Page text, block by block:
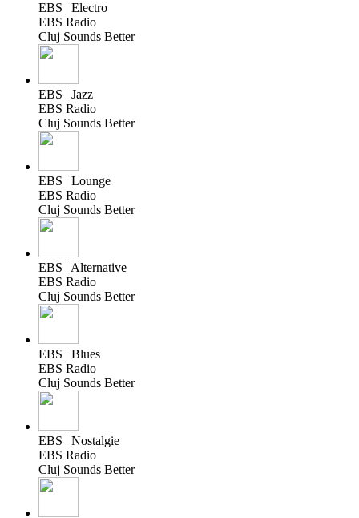
EBS | Electro
EBS Radio
Cluj Sounds Better
EBS | Jazz
EBS Radio
Cluj Sounds Better
EBS | Lounge
EBS Radio
Cluj Sounds Better
EBS | Alternative
EBS Radio
Cluj Sounds Better
EBS | Blues
EBS Radio
Cluj Sounds Better
EBS | Nostalgie
EBS Radio
Cluj Sounds Better